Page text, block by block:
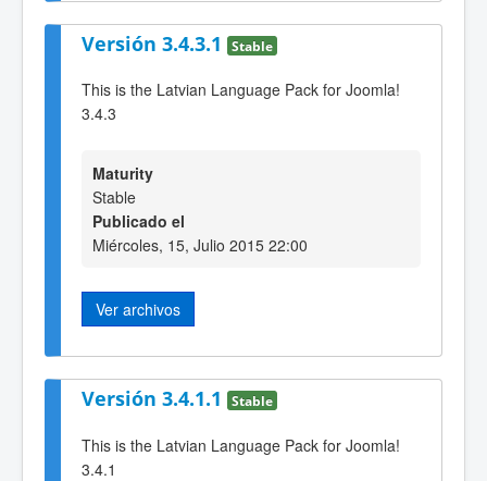
Versión 3.4.3.1 Stable
This is the Latvian Language Pack for Joomla!
3.4.3
Maturity
Stable
Publicado el
Miércoles, 15, Julio 2015 22:00
Ver archivos
Versión 3.4.1.1 Stable
This is the Latvian Language Pack for Joomla!
3.4.1